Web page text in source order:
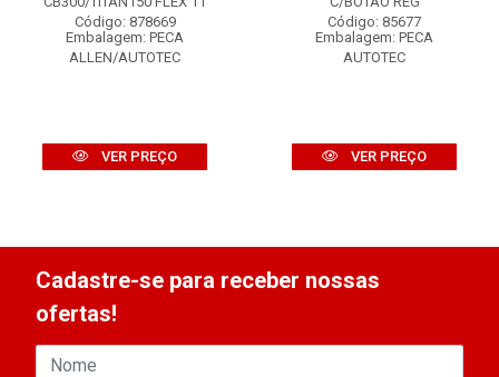
Código: 878669
Embalagem: PECA
ALLEN/AUTOTEC
VER PREÇO
Código: 85677
Embalagem: PECA
AUTOTEC
VER PREÇO
Cadastre-se para receber nossas
ofertas!